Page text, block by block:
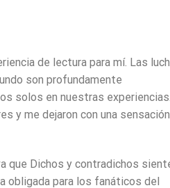
de lectura para mí. Las
son profundamente
solos en nuestras experiencias.
y me dejaron con una
que Dichos y contradichos
obligada para los fanáticos del